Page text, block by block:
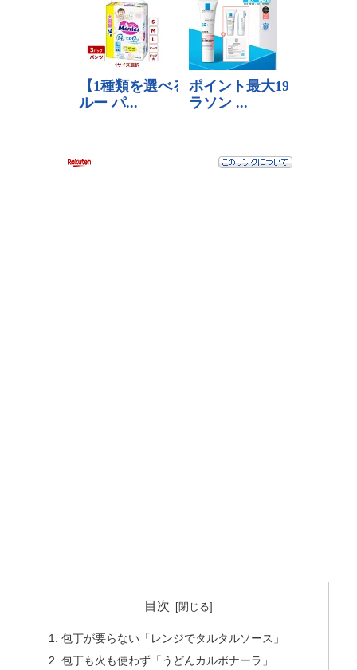
目次
包丁が要らない「レンジでタルタルソース」
包丁も火も使わず「うどんカルボナーラ」